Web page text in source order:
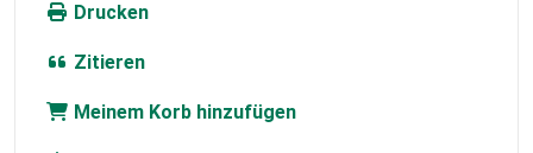
Drucken
Zitieren
Meinem Korb hinzufügen